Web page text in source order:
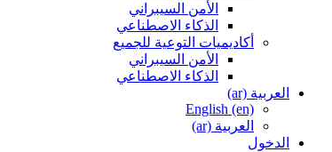
الأمن السيبراني
الذكاء الاصطناعي
أكاديميات التوعية للجميع
الأمن السيبراني
الذكاء الاصطناعي
العربية ‎(ar)‎
English ‎(en)‎
العربية ‎(ar)‎
الدخول